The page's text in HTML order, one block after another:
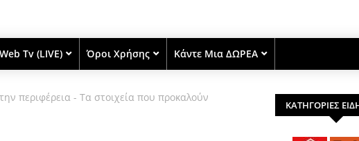
Web Tv (LIVE) Όροι Χρήσης Κάντε Μια ΔΩΡΕΑ
περιφέρεια - Τα στοιχεία που προκαλούν
ΚΑΤΗΓΟΡΙΕΣ